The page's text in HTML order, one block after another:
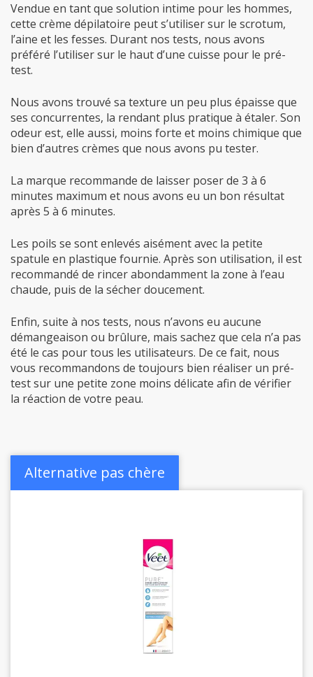
Vendue en tant que solution intime pour les hommes,
cette crème dépilatoire peut s’utiliser sur le scrotum,
l’aine et les fesses. Durant nos tests, nous avons
préféré l’utiliser sur le haut d’une cuisse pour le pré-
test.
Nous avons trouvé sa texture un peu plus épaisse que
ses concurrentes, la rendant plus pratique à étaler. Son
odeur est, elle aussi, moins forte et moins chimique que
bien d’autres crèmes que nous avons pu tester.
La marque recommande de laisser poser de 3 à 6
minutes maximum et nous avons eu un bon résultat
après 5 à 6 minutes.
Les poils se sont enlevés aisément avec la petite
spatule en plastique fournie. Après son utilisation, il est
recommandé de rincer abondamment la zone à l’eau
chaude, puis de la sécher doucement.
Enfin, suite à nos tests, nous n’avons eu aucune
démangeaison ou brûlure, mais sachez que cela n’a pas
été le cas pour tous les utilisateurs. De ce fait, nous
vous recommandons de toujours bien réaliser un pré-
test sur une petite zone moins délicate afin de vérifier
la réaction de votre peau.
Alternative pas chère